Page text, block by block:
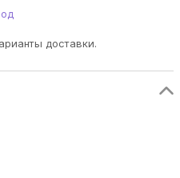
доставки.